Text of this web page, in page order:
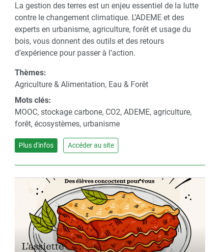
La gestion des terres est un enjeu essentiel de la lutte
contre le changement climatique. L’ADEME et des
experts en urbanisme, agriculture, forêt et usage du
bois, vous donnent des outils et des retours
d’expérience pour passer à l’action.
Thèmes:
Agriculture & Alimentation, Eau & Forêt
Mots clés:
MOOC, stockage carbone, CO2, ADEME, agriculture,
forêt, écosystèmes, urbanisme
Plus d'infos Accéder au site